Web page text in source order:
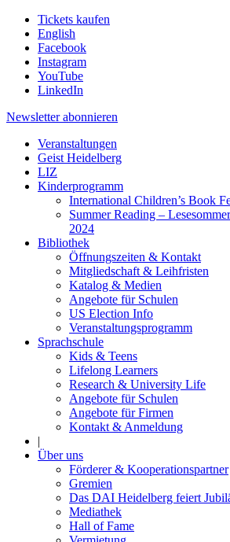
Tickets kaufen
English
Facebook
Instagram
YouTube
LinkedIn
Newsletter abonnieren
Veranstaltungen
Geist Heidelberg
LIZ
Kinderprogramm
International Children’s Book
Summer Reading –
2024
Bibliothek
Öffnungszeiten & Kontakt
Mitgliedschaft & Leihfristen
Katalog & Medien
Angebote für Schulen
US Election Info
Veranstaltungsprogramm
Sprachschule
Kids & Teens
Lifelong Learners
Research & University Life
Angebote für Schulen
Angebote für Firmen
Kontakt & Anmeldung
|
Über uns
Förderer & Kooperationspartner
Gremien
Das DAI Heidelberg feiert
Mediathek
Hall of Fame